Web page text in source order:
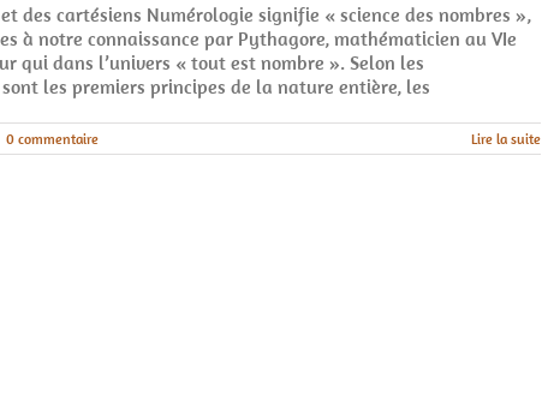
des cartésiens Numérologie signifie « science des nombres »,
à notre connaissance par Pythagore, mathématicien au VIe
qui dans l’univers « tout est nombre ». Selon les
les premiers principes de la nature entière, les
0 commentaire Lire la suite